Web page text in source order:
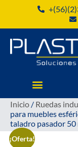
Inicio / Ruedas
para muebles
taladro pasador 50
¡Oferta!